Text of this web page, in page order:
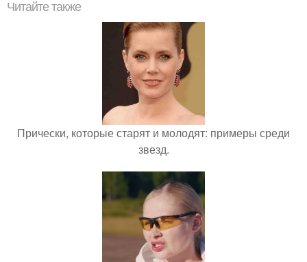
Читайте также
Прически, которые старят и молодят: примеры среди
звезд.